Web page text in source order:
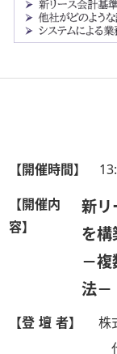
【開催時間】
【開催内
容】
新リ
を構
－複
法－
【登 壇 者】
株